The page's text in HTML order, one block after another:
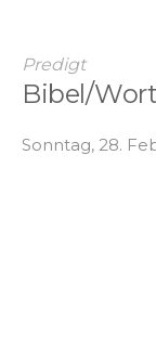
Predigt
Bibel/
Sonntag, 28.